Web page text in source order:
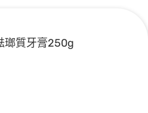
瑯質牙膏250g